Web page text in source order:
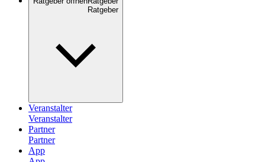
Veranstalter
Partner
App